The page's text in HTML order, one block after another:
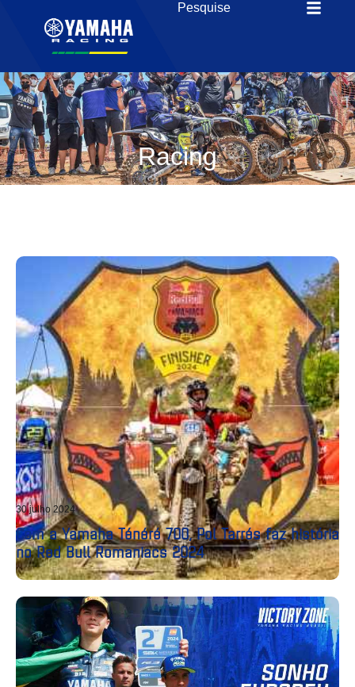
Racing
30 julho 2024
Com a Yamaha Ténéré 700, Pol Tarrés faz história
no Red Bull Romaniacs 2024